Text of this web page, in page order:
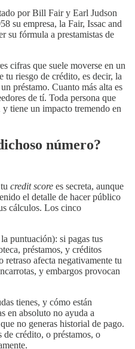
por Bill Fair y Earl Judson
su empresa, la Fair, Issac and
su fórmula a prestamistas de
cifras que suele moverse en un
tu riesgo de crédito, es decir, la
préstamo. Cuanto más alta es
de tí. Toda persona que
tiene un impacto tremendo en
número?
credit score es secreta, aunque
el detalle de hacer público
cálculos. Los cinco
puntuación): si pagas tus
préstamos, y créditos
retraso afecta negativamente tu
y embargos provocan
tienes, y cómo están
en absoluto no ayuda a
no generas historial de pago.
de crédito, o préstamos, o